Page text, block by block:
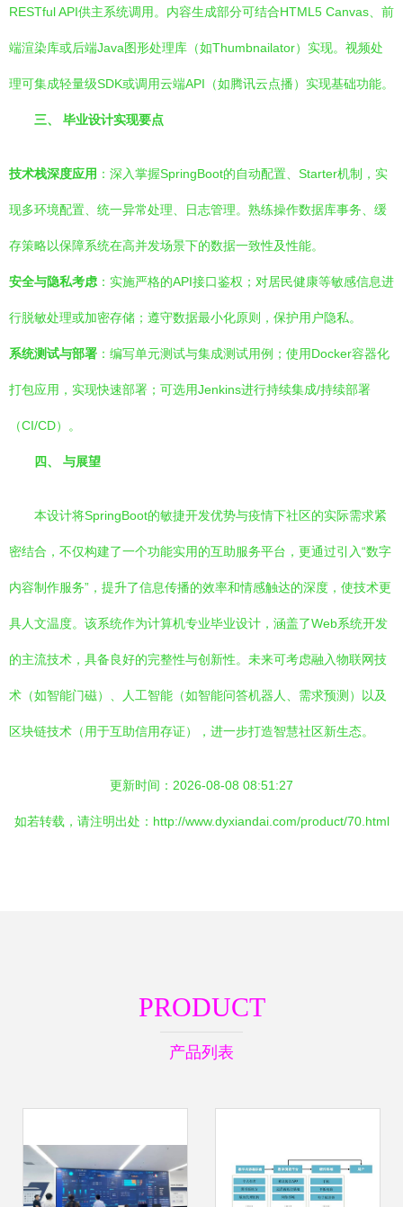
RESTful API供主系统调用。内容生成部分可结合HTML5 Canvas、前
端渲染库或后端Java图形处理库（如Thumbnailator）实现。视频处
理可集成轻量级SDK或调用云端API（如腾讯云点播）实现基础功能。
三、 毕业设计实现要点
技术栈深度应用 ：深入掌握SpringBoot的自动配置、Starter机制，实
现多环境配置、统一异常处理、日志管理。熟练操作数据库事务、缓
存策略以保障系统在高并发场景下的数据一致性及性能。
安全与隐私考虑 ：实施严格的API接口鉴权；对居民健康等敏感信息进
行脱敏处理或加密存储；遵守数据最小化原则，保护用户隐私。
系统测试与部署 ：编写单元测试与集成测试用例；使用Docker容器化
打包应用，实现快速部署；可选用Jenkins进行持续集成/持续部署
（CI/CD）。
四、 与展望
本设计将SpringBoot的敏捷开发优势与疫情下社区的实际需求紧
密结合，不仅构建了一个功能实用的互助服务平台，更通过引入“数字
内容制作服务”，提升了信息传播的效率和情感触达的深度，使技术更
具人文温度。该系统作为计算机专业毕业设计，涵盖了Web系统开发
的主流技术，具备良好的完整性与创新性。未来可考虑融入物联网技
术（如智能门磁）、人工智能（如智能问答机器人、需求预测）以及
区块链技术（用于互助信用存证），进一步打造智慧社区新生态。
更新时间：2026-08-08 08:51:27
如若转载，请注明出处：http://www.dyxiandai.com/product/70.html
PRODUCT
产品列表